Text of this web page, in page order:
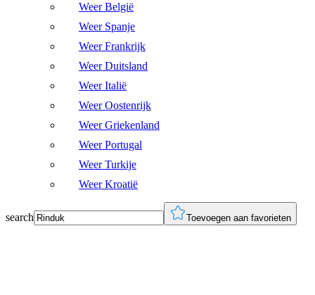
Weer België
Weer Spanje
Weer Frankrijk
Weer Duitsland
Weer Italië
Weer Oostenrijk
Weer Griekenland
Weer Portugal
Weer Turkije
Weer Kroatië
search Toevoegen aan favorieten